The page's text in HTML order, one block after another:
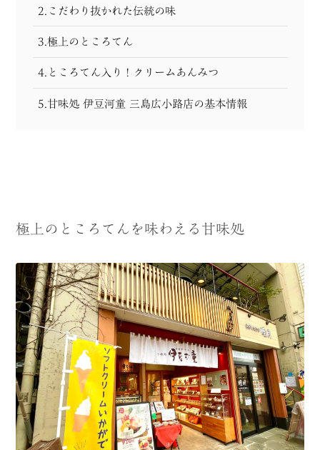
2.こだわり抜かれた伝統の味
3.極上のところてん
4.ところてん入り！クリームあんみつ
5.甘味処 伊豆河童 三島広小路店の基本情報
極上のところてんを味わえる甘味処